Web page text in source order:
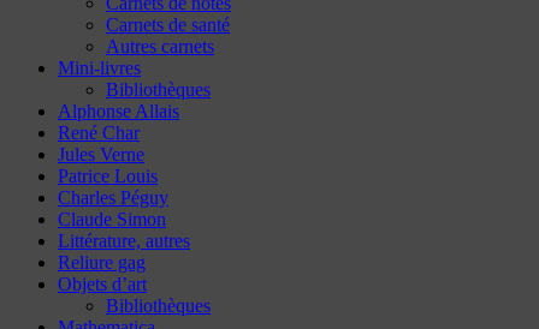
Carnets de santé
Autres carnets
Mini-livres
Bibliothèques
Alphonse Allais
René Char
Jules Verne
Patrice Louis
Charles Péguy
Claude Simon
Littérature, autres
Reliure gag
Objets d’art
Bibliothèques